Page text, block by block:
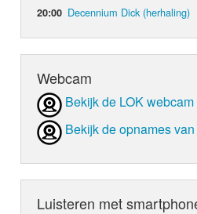
20:00 Decennium Dick (herhaling)
Webcam
Bekijk de LOK webcam
Bekijk de opnames
Luisteren met